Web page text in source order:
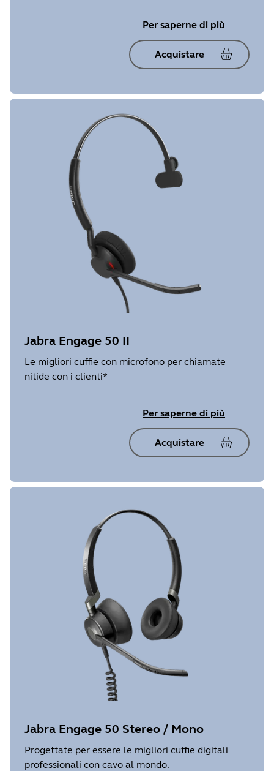
Per saperne di più
Acquistare
Jabra Engage 50 II
Le migliori cuffie con microfono per chiamate
nitide con i clienti*
Per saperne di più
Acquistare
Jabra Engage 50 Stereo / Mono
Progettate per essere le migliori cuffie digitali
professionali con cavo al mondo.